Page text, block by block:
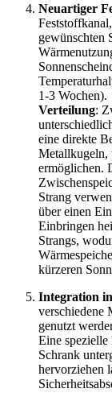
Neuartiger
gewünschten
1-3 Wochen).
Verteilung:
eine direkte
Metallkugeln,
ermöglichen.
Strang
über einen
Einbringen
Strangs,
kürzeren
Integration
verschiedene
genutzt
Eine
Schrank
hervorziehen